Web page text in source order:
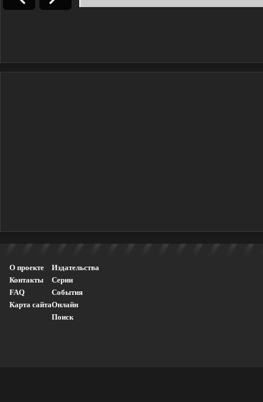
О проекте
Контакты
FAQ
Карта сайта
Издательства
Серии
События
Онлайн
Поиск